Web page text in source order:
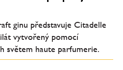
ginu představuje Citadelle
vytvořený pomocí
světem haute parfumerie.